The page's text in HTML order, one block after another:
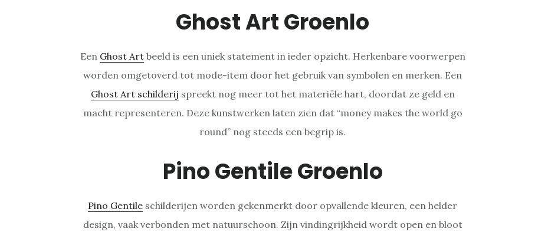
Ghost Art Groenlo
Een Ghost Artbeeld is een uniek statement in ieder opzicht. Herkenbare voorwerpen
worden omgetoverd tot mode-item door het gebruik van symbolen en merken. Een
Ghost Art schilderij spreekt nog meer tot het materiële hart, doordat ze geld en
macht representeren. Deze kunstwerken laten zien dat “money makes the world go
round” nog steeds een begrip is.
Pino Gentile Groenlo
Pino Gentile schilderijen worden gekenmerkt door opvallende kleuren, een helder
design, vaak verbonden met natuurschoon. Zijn vindingrijkheid wordt open en bloot